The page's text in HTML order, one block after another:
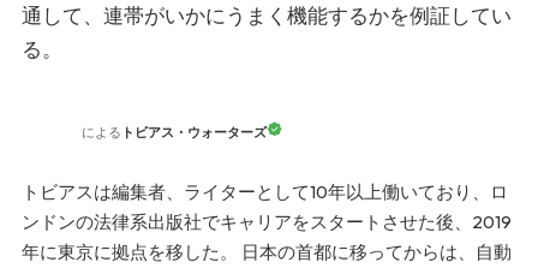
通して、連帯がいかにうまく機能するかを例証してい
る。
による トビアス・ウォーターズ
トビアスは編集者、ライターとして10年以上働いており、ロ
ンドンの法律系出版社でキャリアをスタートさせた後、2019
年に東京に拠点を移した。 日本の首都に移ってからは、自動